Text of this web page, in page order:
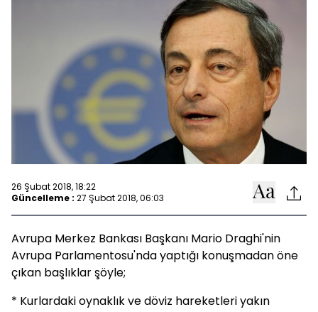
26 Şubat 2018, 18:22
Güncelleme : 27 Şubat 2018, 06:03
Avrupa Merkez Bankası Başkanı Mario Draghi'nin
Avrupa Parlamentosu'nda yaptığı konuşmadan öne
çıkan başlıklar şöyle;
* Kurlardaki oynaklık ve döviz hareketleri yakın